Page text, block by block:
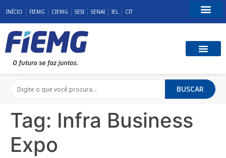
INÍCIO FIEMG CIEMG SESI SENAI IEL CIT
BUSCAR
Tag: Infra Business
Expo